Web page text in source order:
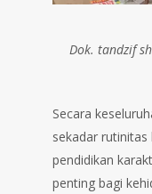
Dok. tandzif
Secara
sekadar
pendidikan
penting bagi